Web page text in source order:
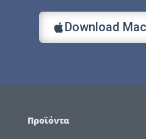
Download
Προϊόντα